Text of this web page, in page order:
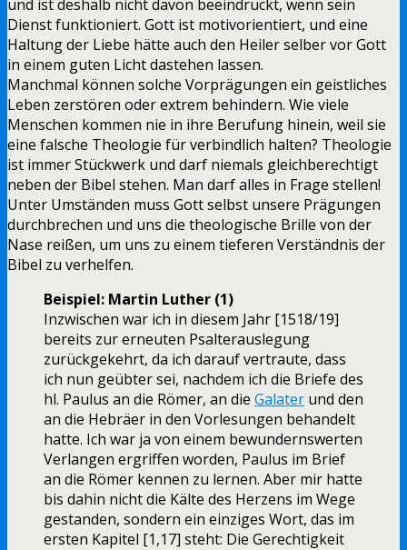
und ist deshalb nicht davon beeindruckt, wenn sein
Dienst funktioniert. Gott ist motivorientiert, und eine
Haltung der Liebe hätte auch den Heiler selber vor Gott
in einem guten Licht dastehen lassen.
Manchmal können solche Vorprägungen ein geistliches
Leben zerstören oder extrem behindern. Wie viele
Menschen kommen nie in ihre Berufung hinein, weil sie
eine falsche Theologie für verbindlich halten? Theologie
ist immer Stückwerk und darf niemals gleichberechtigt
neben der Bibel stehen. Man darf alles in Frage stellen!
Unter Umständen muss Gott selbst unsere Prägungen
durchbrechen und uns die theologische Brille von der
Nase reißen, um uns zu einem tieferen Verständnis der
Bibel zu verhelfen.
Beispiel: Martin Luther (1)
Inzwischen war ich in diesem Jahr [1518/19]
bereits zur erneuten Psalterauslegung
zurückgekehrt, da ich darauf vertraute, dass
ich nun geübter sei, nachdem ich die Briefe des
hl. Paulus an die Römer, an die Galater und den
an die Hebräer in den Vorlesungen behandelt
hatte. Ich war ja von einem bewundernswerten
Verlangen ergriffen worden, Paulus im Brief
an die Römer kennen zu lernen. Aber mir hatte
bis dahin nicht die Kälte des Herzens im Wege
gestanden, sondern ein einziges Wort, das im
ersten Kapitel [1,17] steht: Die Gerechtigkeit